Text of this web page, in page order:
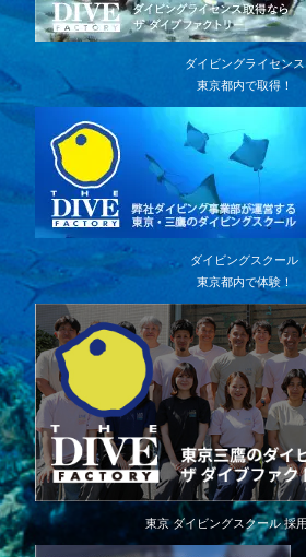
ダイビングライセンス
東京都内で取得！
ダイビングスクール
東京都内で体験！
東京 ダイビングスクール 採